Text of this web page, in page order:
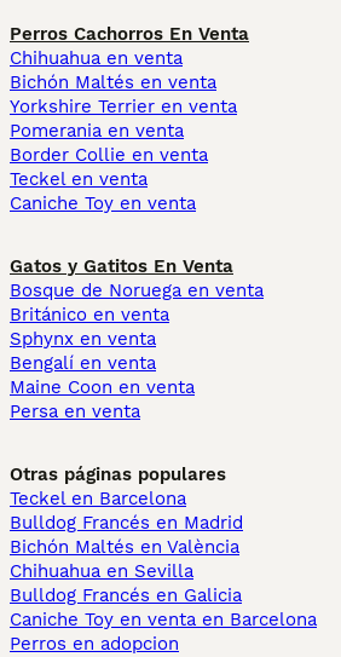
Perros Cachorros En Venta
Chihuahua en venta
Bichón Maltés en venta
Yorkshire Terrier en venta
Pomerania en venta
Border Collie en venta
Teckel en venta
Caniche Toy en venta
Gatos y Gatitos En Venta
Bosque de Noruega en venta
Británico en venta
Sphynx en venta
Bengalí en venta
Maine Coon en venta
Persa en venta
Otras páginas populares
Teckel en Barcelona
Bulldog Francés en Madrid
Bichón Maltés en València
Chihuahua en Sevilla
Bulldog Francés en Galicia
Caniche Toy en venta en Barcelona
Perros en adopcion